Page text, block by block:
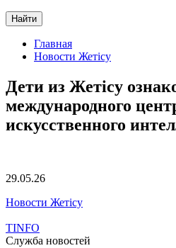
Найти
Главная
Новости Жетісу
Дети из Жетісу
международного
искусственного
29.05.26
Новости Жетісу
TINFO
Служба новостей